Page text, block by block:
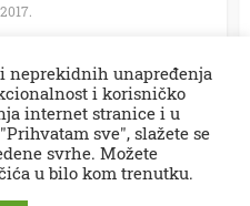
2026. Zaječar Online
neprekidnih unapređenja
i korisničko
internet stranice i u
sve", slažete se
svrhe. Možete
u bilo kom trenutku.